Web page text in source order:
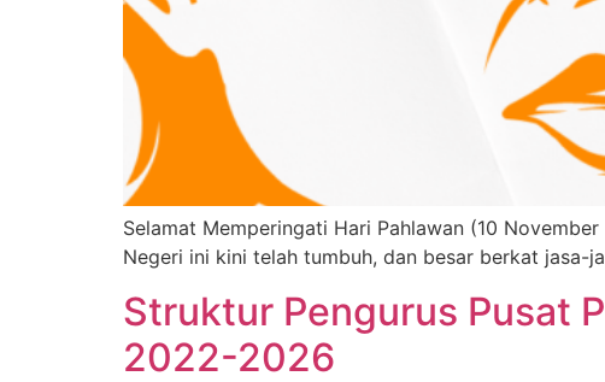
Selamat Memperingati Hari Pahlawan (10
Negeri ini kini telah tumbuh, dan besar berkat jasa-
Struktur Pengurus Pusat
2022-2026